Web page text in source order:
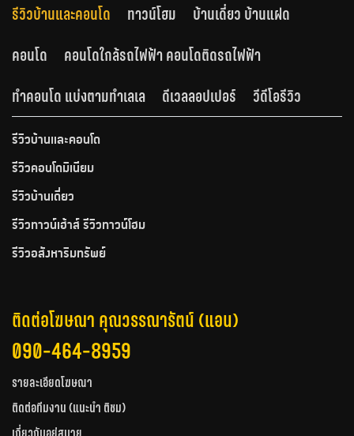
รีวิวบ้านและคอนโด ทาวน์โฮม
บ้านเดี่ยว บ้านแฝด
คอนโด
คอนโดใกล้รถไฟฟ้า คอนโดติดรถไฟฟ้า
ทำคอนโด แบ่งตามทำเลเล
ดีเวลลอปเปอร์ วีดีโอรีวิว
รีวิวบ้านและคอนโด
รีวิวคอนโดมิเนียม
รีวิวบ้านเดี่ยว
รีวิวทาวน์เฮ้าส์ รีวิวทาวน์โฮม
รีวิวอสังหาริมทรัพย์
ติดต่อโฆษณา คุณวรรณารัตน์ (แอน)
090-464-8959
รายละเอียดโฆษณา
ติดต่อทีมงาน (แนะนำ ติชม)